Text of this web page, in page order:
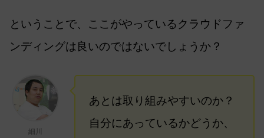
ということで、ここがやっているクラウドファ
ンディングは良いのではないでしょうか？
細川
あとは取り組みやすいのか？
自分にあっているかどうか、